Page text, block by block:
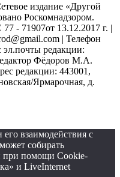
издание «Другой
Роскомнадзором.
- 71907от 13.12.2017 г. |
| Телефон
эл.почты редакции:
Фёдоров М.А.
редакции: 443001,
Ярмарочная, д.
взаимодействия с
собирать
при помощи Cookie-
и LiveInternet